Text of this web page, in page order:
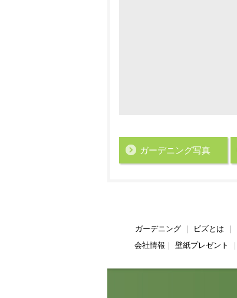
ガーデニング写真
ガーデニング｜ ビズとは
会社情報
壁紙プレゼント